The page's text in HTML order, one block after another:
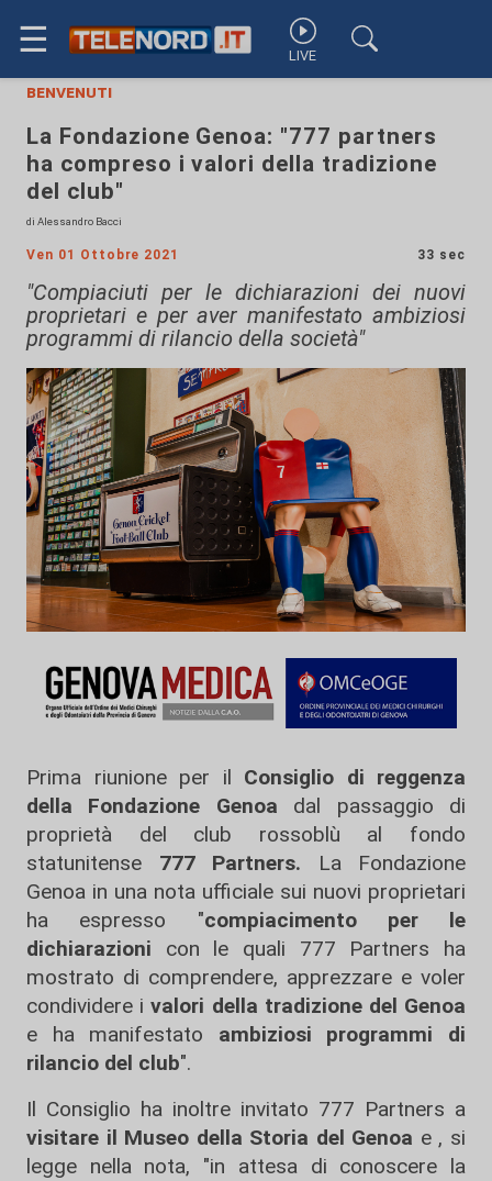
☰ LIVE
benvenuti
La Fondazione Genoa: "777 partners
ha compreso i valori della tradizione
del club"
di Alessandro Bacci
Ven 01 Ottobre 2021 33 sec
"Compiaciuti per le dichiarazioni dei nuovi
proprietari e per aver manifestato ambiziosi
programmi di rilancio della società"
Prima riunione per il Consiglio di reggenza
della Fondazione Genoa dal passaggio di
proprietà del club rossoblù al fondo
statunitense 777 Partners. La Fondazione
Genoa in una nota ufficiale sui nuovi proprietari
ha espresso "compiacimento per le
dichiarazioni con le quali 777 Partners ha
mostrato di comprendere, apprezzare e voler
condividere ivalori della tradizione del Genoa
e ha manifestato ambiziosi programmi di
rilancio del club".
Il Consiglio ha inoltre invitato 777 Partners a
visitare il Museo della Storia del Genoa e , si
legge nella nota, "in attesa di conoscere la